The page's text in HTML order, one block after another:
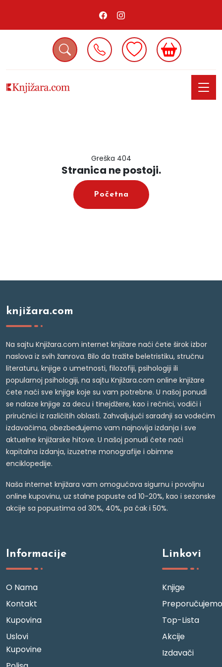
Greška 404
Stranica ne postoji.
Početna
knjižara.com
Na sajtu Knjižara.com internet knjižare naći ćete širok izbor
naslova iz svih žanrova. Bilo da tražite beletristiku, stručnu
literaturu, knjige o umetnosti, filozofiji, psihologiji ili
popularnoj psihologiji, na sajtu Knjižara.com online knjižare
ćete naći sve knjige koje su vam potrebne. U našoj ponudi
se nalaze knjige za decu i tinejdžere, kao i rečnici, vodiči i
priručnici iz različitih oblasti. Zahvaljujući saradnji sa vodećim
izdavačima, obezbeđujemo vam najnovija izdanja i sve
aktuelne knjižarske hitove. U našoj ponudi ćete naći
kapitalna izdanja, izuzetne monografije i obimne
enciklopedije.
Naša internet knjižara vam omogućava sigurnu i povoljnu
online kupovinu, uz stalne popuste od 10-20%, kao i sezonske
akcije sa popustima od 30%, 40%, pa čak i 50%.
Informacije
O Nama
Kontakt
Kupovina
Uslovi
Kupovine
Linkovi
Knjige
Preporučujemo
Top-Lista
Akcije
Izdavači